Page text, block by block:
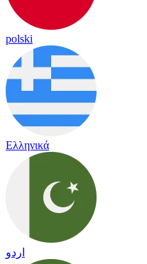
polski
Ελληνικά
اردو